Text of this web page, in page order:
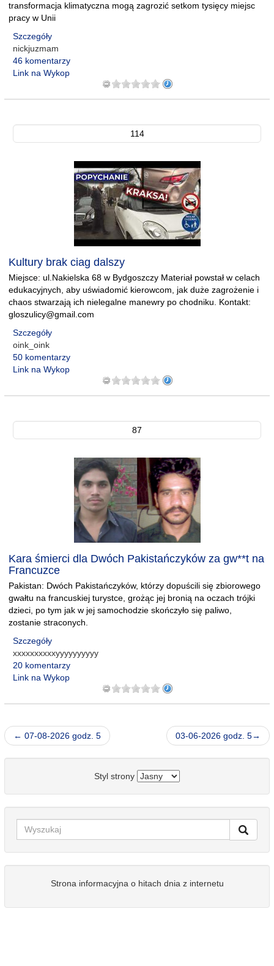
transformacja klimatyczna mogą zagrozić setkom tysięcy miejsc
pracy w Unii
Szczegóły
nickjuzmam
46 komentarzy
Link na Wykop
114
Kultury brak ciag dalszy
Miejsce: ul.Nakielska 68 w Bydgoszczy Materiał powstał w celach
edukacyjnych, aby uświadomić kierowcom, jak duże zagrożenie i
chaos stwarzają ich nielegalne manewry po chodniku. Kontakt:
gloszulicy@gmail.com
Szczegóły
oink_oink
50 komentarzy
Link na Wykop
87
Kara śmierci dla Dwóch Pakistańczyków za gw**t na
Francuzce
Pakistan: Dwóch Pakistańczyków, którzy dopuścili się zbiorowego
gwałtu na francuskiej turystce, grożąc jej bronią na oczach trójki
dzieci, po tym jak w jej samochodzie skończyło się paliwo,
zostanie straconych.
Szczegóły
xxxxxxxxxxyyyyyyyyyy
20 komentarzy
Link na Wykop
← 07-08-2026 godz. 5 03-06-2026 godz. 5→
Styl strony
Strona informacyjna o hitach dnia z internetu